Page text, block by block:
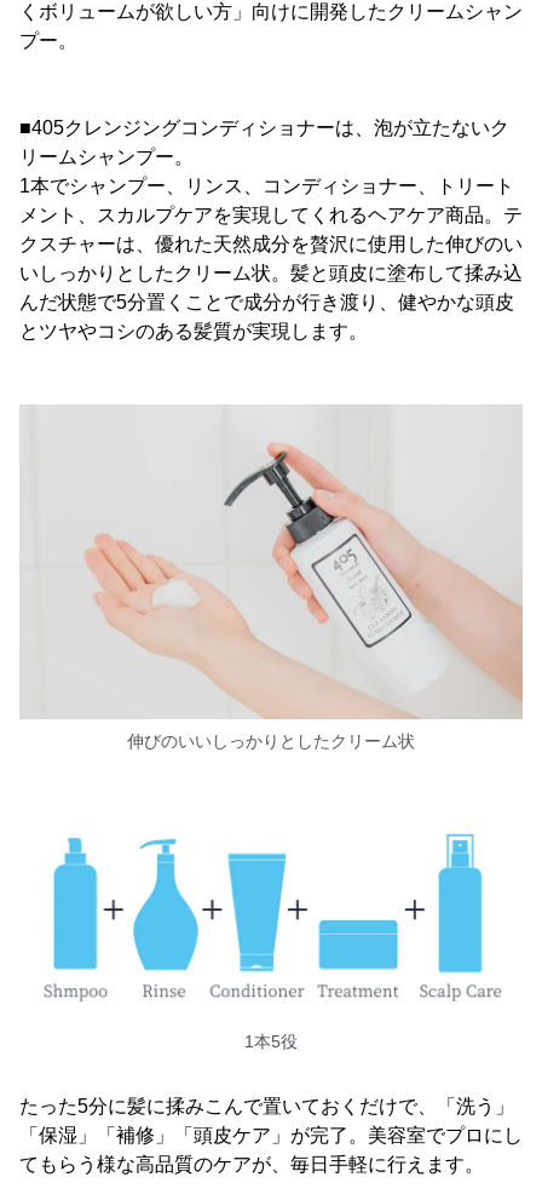
くボリュームが欲しい方」向けに開発したクリームシャン
プー。
■405クレンジングコンディショナーは、泡が立たないク
リームシャンプー。
1本でシャンプー、リンス、コンディショナー、トリート
メント、スカルプケアを実現してくれるヘアケア商品。テ
クスチャーは、優れた天然成分を贅沢に使用した伸びのい
いしっかりとしたクリーム状。髪と頭皮に塗布して揉み込
んだ状態で5分置くことで成分が行き渡り、健やかな頭皮
とツヤやコシのある髪質が実現します。
伸びのいいしっかりとしたクリーム状
1本5役
たった5分に髪に揉みこんで置いておくだけで、「洗う」
「保湿」「補修」「頭皮ケア」が完了。美容室でプロにし
てもらう様な高品質のケアが、毎日手軽に行えます。